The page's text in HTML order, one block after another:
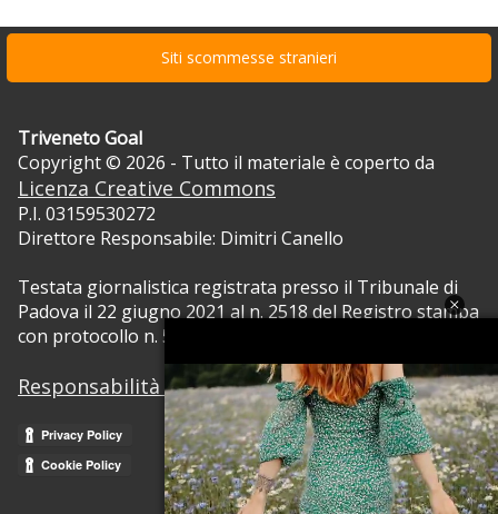
Siti scommesse stranieri
Triveneto Goal
Copyright © 2026 - Tutto il materiale è coperto da
Licenza Creative Commons
P.I. 03159530272
Direttore Responsabile: Dimitri Canello
Testata giornalistica registrata presso il Tribunale di
Padova il 22 giugno 2021 al n. 2518 del Registro stampa
con protocollo n. 5105/2021 RVG.
Responsabilità dei contenuti